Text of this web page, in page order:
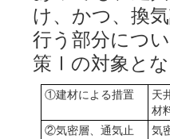
け、かつ、換
行う部分につ
策Ⅰの対象と
①建材による措置
天
材
②気密層、通気止
気